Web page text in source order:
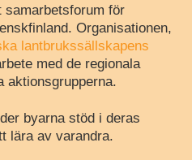
samarbetsforum för
Organisationen,
lantbrukssällskapens
med de regionala
aktionsgrupperna.
byarna stöd i deras
lära av varandra.